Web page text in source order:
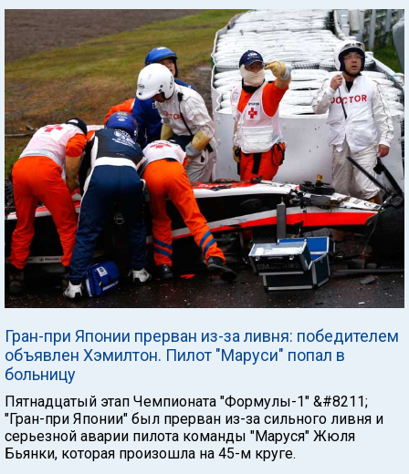
Гран-при Японии прерван из-за ливня: победителем
объявлен Хэмилтон. Пилот "Маруси" попал в
больницу
Пятнадцатый этап Чемпионата "Формулы-1" &#8211;
"Гран-при Японии" был прерван из-за сильного ливня и
серьезной аварии пилота команды "Маруся" Жюля
Бьянки, которая произошла на 45-м круге.